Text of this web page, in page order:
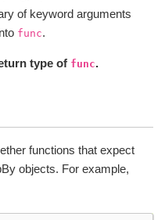
of keyword arguments
func.
type of func.
functions that expect
objects. For example,